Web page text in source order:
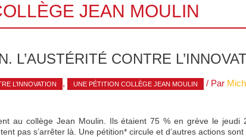
JEAN MOULIN
L’AUSTÉRITÉ CONTRE
L’INNOVATION , UNE PÉTITION COLLÈGE JEAN MOULIN / Par
au collège Jean Moulin. Ils étaient 75 % en grève le jeudi
pas s’arrêter là. Une pétition* circule et d’autres actions sont